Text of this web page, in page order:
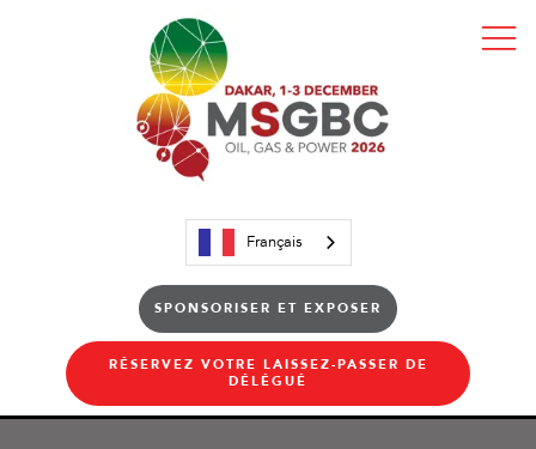
Français
SPONSORISER ET EXPOSER
RÉSERVEZ VOTRE LAISSEZ-PASSER DE
DÉLÉGUÉ